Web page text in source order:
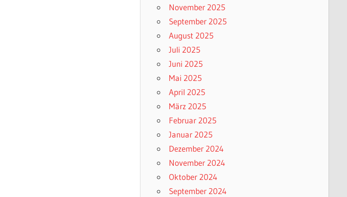
November 2025
September 2025
August 2025
Juli 2025
Juni 2025
Mai 2025
April 2025
März 2025
Februar 2025
Januar 2025
Dezember 2024
November 2024
Oktober 2024
September 2024